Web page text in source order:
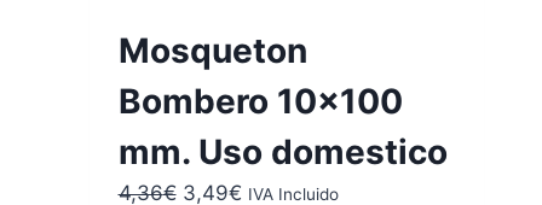
Mosqueton
Bombero 10×100
mm. Uso domestico
4,36€ El
3,49€ElIVA Incluido